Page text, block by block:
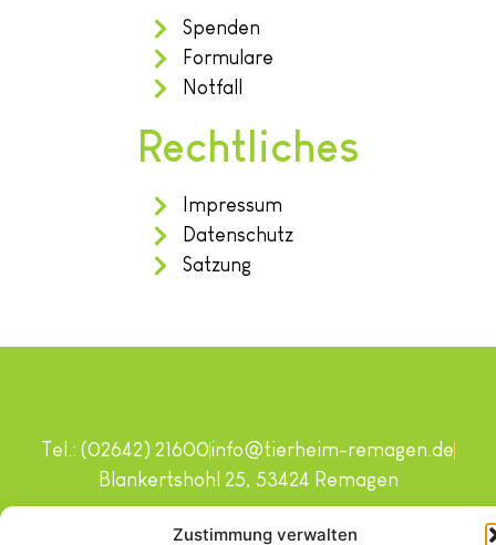
Zustimmung verwalten
Spenden
Formulare
Notfall
Rechtliches
Impressum
Datenschutz
Satzung
Copyright © 2024. Alle Rechte vorbehalten.
Tel.: (02642) 21600info@tierheim-remagen.de
Blankertshohl 25, 53424 Remagen